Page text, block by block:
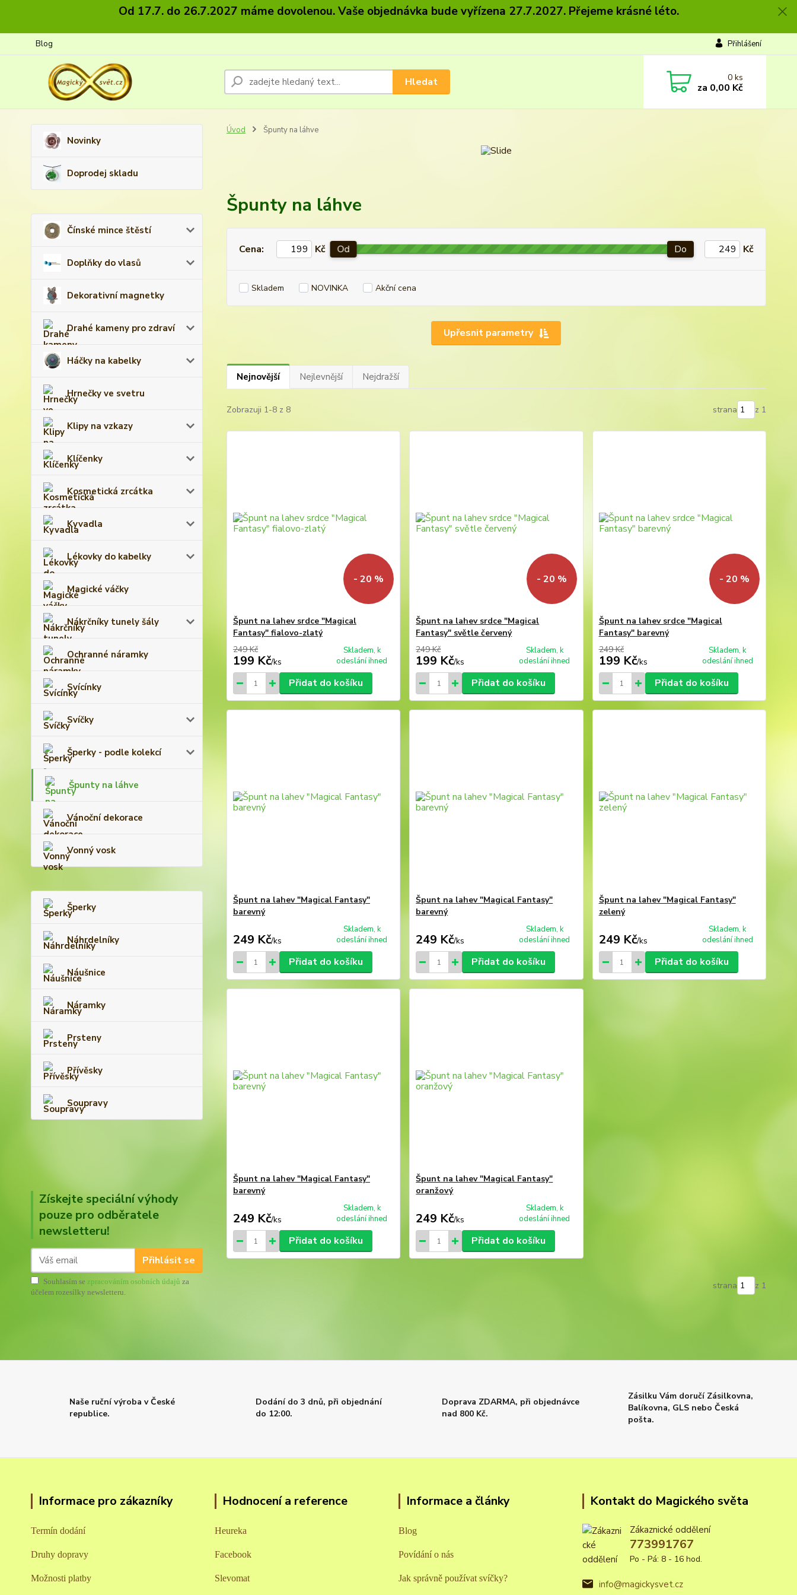
Od 17.7. do 26.7.2027 máme dovolenou. Vaše objednávka bude vyřízena 27.7.2027. Přejeme krásné léto.
Blog Přihlášení
Hledat 0ks
za 0,00 Kč
Novinky
Doprodej skladu
Čínské mince štěstí
Doplňky do vlasů
Dekorativní magnetky
Drahé kameny pro zdraví
Háčky na kabelky
Hrnečky ve svetru
Klipy na vzkazy
Klíčenky
Kosmetická zrcátka
Kyvadla
Lékovky do kabelky
Magické váčky
Nákrčníky tunely šály
Ochranné náramky
Svícínky
Svíčky
Šperky - podle kolekcí
Špunty na láhve
Vánoční dekorace
Vonný vosk
Šperky
Náhrdelníky
Náušnice
Náramky
Prsteny
Přívěsky
Soupravy
Získejte speciální výhody
pouze pro odběratele
newsletteru!
Přihlásit se
Souhlasím se zpracováním osobních údajů za
účelem rozesílky newsletteru.
Úvod Špunty na láhve
Špunty na láhve
Upřesnit parametry
Cena: Kč Od Do Kč
Skladem NOVINKA Akční cena
Nejnovější Nejlevnější Nejdražší
Zobrazuji 1-8 z 8 strana z 1
- 20 %
Špunt na lahev srdce "Magical
Fantasy" fialovo-zlatý
249 Kč
199 Kč/ks
Skladem, k
odeslání ihned
Přidat do košíku
- 20 %
Špunt na lahev srdce "Magical
Fantasy" světle červený
249 Kč
199 Kč/ks
Skladem, k
odeslání ihned
Přidat do košíku
- 20 %
Špunt na lahev srdce "Magical
Fantasy" barevný
249 Kč
199 Kč/ks
Skladem, k
odeslání ihned
Přidat do košíku
Špunt na lahev "Magical Fantasy"
barevný
249 Kč/ks
Skladem, k
odeslání ihned
Přidat do košíku
Špunt na lahev "Magical Fantasy"
barevný
249 Kč/ks
Skladem, k
odeslání ihned
Přidat do košíku
Špunt na lahev "Magical Fantasy"
zelený
249 Kč/ks
Skladem, k
odeslání ihned
Přidat do košíku
Špunt na lahev "Magical Fantasy"
barevný
249 Kč/ks
Skladem, k
odeslání ihned
Přidat do košíku
Špunt na lahev "Magical Fantasy"
oranžový
249 Kč/ks
Skladem, k
odeslání ihned
Přidat do košíku
strana z 1
Naše ruční výroba v České
republice.
Dodání do 3 dnů, při objednání
do 12:00.
Doprava ZDARMA, při objednávce
nad 800 Kč.
Zásilku Vám doručí Zásilkovna,
Balíkovna, GLS nebo Česká
pošta.
Informace pro zákazníky
Termín dodání
Druhy dopravy
Možnosti platby
Hodnocení a reference
Heureka
Facebook
Slevomat
Informace a články
Blog
Povídání o nás
Jak správně používat svíčky?
Kontakt do Magického světa
Zákaznické oddělení
773991767
Po - Pá: 8 - 16 hod.
info@magickysvet.cz